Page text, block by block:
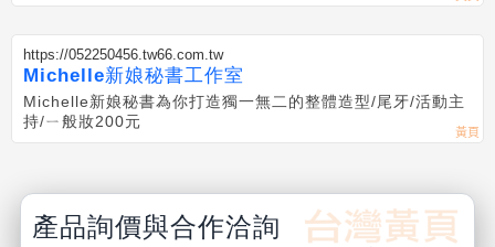
https://052250456.tw66.com.tw
Michelle新娘秘書工作室
Michelle新娘秘書為你打造獨一無二的整體造型/尾牙/活動主
持/ㄧ般妝200元
產品詢價與合作洽詢